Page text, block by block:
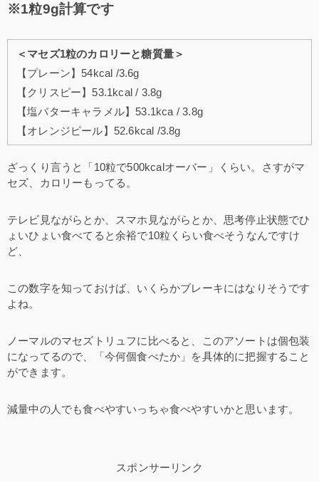
※1粒9g計算です
＜マセズ1粒のカロリーと糖質量＞
【プレーン】54kcal /3.6g
【クリスピー】53.1kcal / 3.8g
【塩バターキャラメル】53.1kca / 3.8g
【オレンジピール】52.6kcal /3.8g
ざっくり言うと「10粒で500kcalオーバー」くらい。さすがマ
セズ、カロリーもってる。
テレビ見ながらとか、スマホ見ながらとか、思考停止状態でひ
ょいひょい食べてると余裕で10粒くらい食べそうなんですけ
ど、
この数字を知っておけば、いくらかブレーキにはなりそうです
よね。
ノーマルのマセズトリュフに比べると、このアソートは個包装
になってるので、「今何個食べたか」を具体的に把握すること
ができます。
減量中の人でも食べやすいっちゃ食べやすいかと思います。
スポンサーリンク